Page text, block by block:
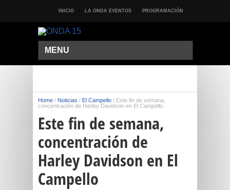
INICIO LA ONDA EVENTOS PROGRAMACIÓN
MENU
Home / Noticias / El Campello / Este fin de semana,
concentración de Harley Davidson en El Campello
Este fin de semana,
concentración de
Harley Davidson en El
Campello